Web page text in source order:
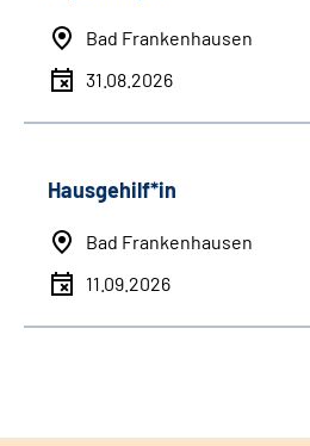
Bad Frankenhausen
31.08.2026
Hausgehilf*in
Bad Frankenhausen
11.09.2026